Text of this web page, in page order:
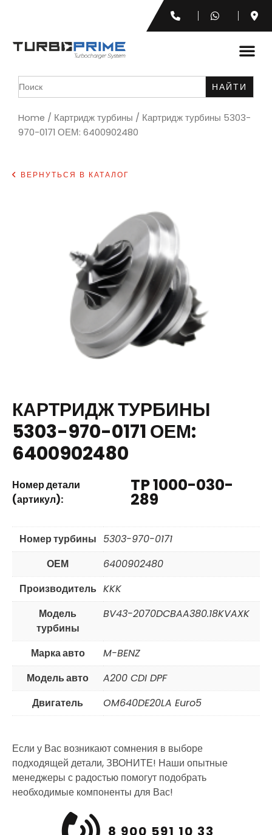
Search
for:
Home / Картридж турбины / Картридж турбины 5303-
970-0171 ОЕМ: 6400902480
ВЕРНУТЬСЯ В КАТАЛОГ
КАРТРИДЖ ТУРБИНЫ
5303-970-0171 ОЕМ:
6400902480
Номер детали
(артикул):
TP 1000-030-
289
Номер турбины 5303-970-0171
ОЕМ
6400902480
Производитель KKK
Модель
турбины
BV43-2070DCBAA380.18KVAXK
Марка авто
M-BENZ
Модель авто
A200 CDI DPF
Двигатель
OM640DE20LA Euro5
Если у Вас возникают сомнения в выборе
подходящей детали, ЗВОНИТЕ! Наши опытные
менеджеры с радостью помогут подобрать
необходимые компоненты для Вас!
8 900 591 10 33